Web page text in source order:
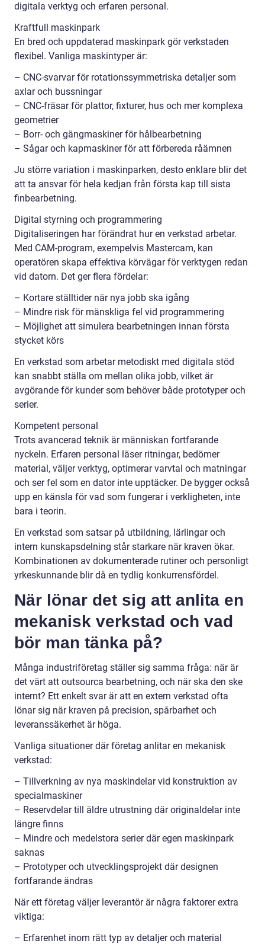
digitala verktyg och erfaren personal.
Kraftfull maskinpark
En bred och uppdaterad maskinpark gör verkstaden
flexibel. Vanliga maskintyper är:
– CNC-svarvar för rotationssymmetriska detaljer som
axlar och bussningar
– CNC-fräsar för plattor, fixturer, hus och mer komplexa
geometrier
– Borr- och gängmaskiner för hålbearbetning
– Sågar och kapmaskiner för att förbereda råämnen
Ju större variation i maskinparken, desto enklare blir det
att ta ansvar för hela kedjan från första kap till sista
finbearbetning.
Digital styrning och programmering
Digitaliseringen har förändrat hur en verkstad arbetar.
Med CAM-program, exempelvis Mastercam, kan
operatören skapa effektiva körvägar för verktygen redan
vid datorn. Det ger flera fördelar:
– Kortare ställtider när nya jobb ska igång
– Mindre risk för mänskliga fel vid programmering
– Möjlighet att simulera bearbetningen innan första
stycket körs
En verkstad som arbetar metodiskt med digitala stöd
kan snabbt ställa om mellan olika jobb, vilket är
avgörande för kunder som behöver både prototyper och
serier.
Kompetent personal
Trots avancerad teknik är människan fortfarande
nyckeln. Erfaren personal läser ritningar, bedömer
material, väljer verktyg, optimerar varvtal och matningar
och ser fel som en dator inte upptäcker. De bygger också
upp en känsla för vad som fungerar i verkligheten, inte
bara i teorin.
En verkstad som satsar på utbildning, lärlingar och
intern kunskapsdelning står starkare när kraven ökar.
Kombinationen av dokumenterade rutiner och personligt
yrkeskunnande blir då en tydlig konkurrensfördel.
När lönar det sig att anlita en
mekanisk verkstad och vad
bör man tänka på?
Många industriföretag ställer sig samma fråga: när är
det värt att outsourca bearbetning, och när ska den ske
internt? Ett enkelt svar är att en extern verkstad ofta
lönar sig när kraven på precision, spårbarhet och
leveranssäkerhet är höga.
Vanliga situationer där företag anlitar en mekanisk
verkstad:
– Tillverkning av nya maskindelar vid konstruktion av
specialmaskiner
– Reservdelar till äldre utrustning där originaldelar inte
längre finns
– Mindre och medelstora serier där egen maskinpark
saknas
– Prototyper och utvecklingsprojekt där designen
fortfarande ändras
När ett företag väljer leverantör är några faktorer extra
viktiga:
– Erfarenhet inom rätt typ av detaljer och material